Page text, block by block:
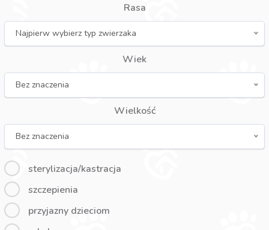
Rasa
Najpierw wybierz typ zwierzaka
Wiek
Bez znaczenia
Wielkość
Bez znaczenia
sterylizacja/kastracja
szczepienia
przyjazny dzieciom